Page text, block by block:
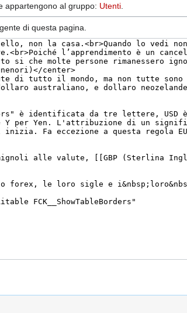
appartengono al gruppo: Utenti
di questa pagina.